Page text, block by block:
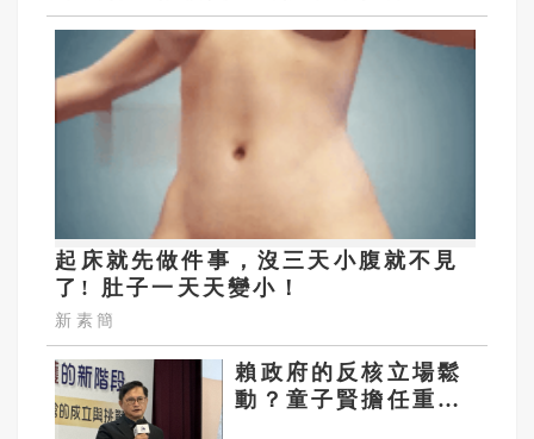
導師
起床就先做件事，沒三天小腹就不見
了! 肚子一天天變小！
新素簡
賴政府的反核立場鬆
動？童子賢擔任重啟